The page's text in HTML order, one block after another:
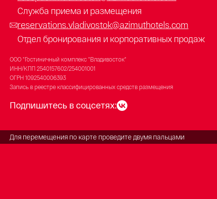
Служба приема и размещения
reservations.vladivostok@azimuthotels.com
Отдел бронирования и корпоративных продаж
ООО "Гостиничный комплекс "Владивосток"
ИНН/КПП 2540157602/254001001
ОГРН 1092540006393
Запись в реестре классифицированных средств размещения
Подпишитесь в соцсетях:
Для перемещения по карте проведите двумя пальцами